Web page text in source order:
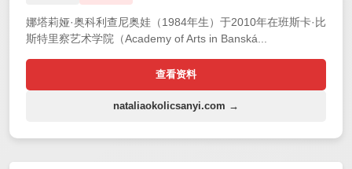
娜塔莉娅·奥科利查尼奥娃（1984年生）于2010年在班斯卡·比
斯特里察艺术学院（Academy of Arts in Banská...
查看资料
nataliaokolicsanyi.com →